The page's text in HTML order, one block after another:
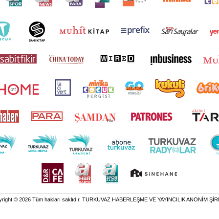
© 2026 Tüm hakları saklıdır. TURKUVAZ HABERLEŞME VE YAYINCILIK ANONİM